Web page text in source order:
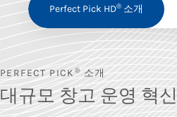
Perfect Pick HD® 소개
PERFECT PICK® 소개
대규모 창고 운영 혁신